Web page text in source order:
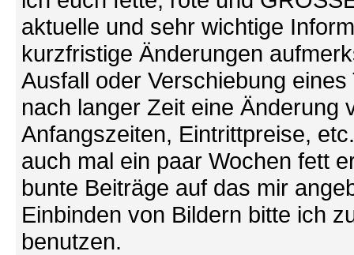
aktuelle und sehr wichtige
kurzfristige Änderungen
Ausfall oder Verschiebung
nach langer Zeit eine Änderung
Anfangszeiten, Eintrittpreise,
auch mal ein paar Wochen fett
bunte Beiträge auf das mir
Einbinden von Bildern bitte ich
benutzen.